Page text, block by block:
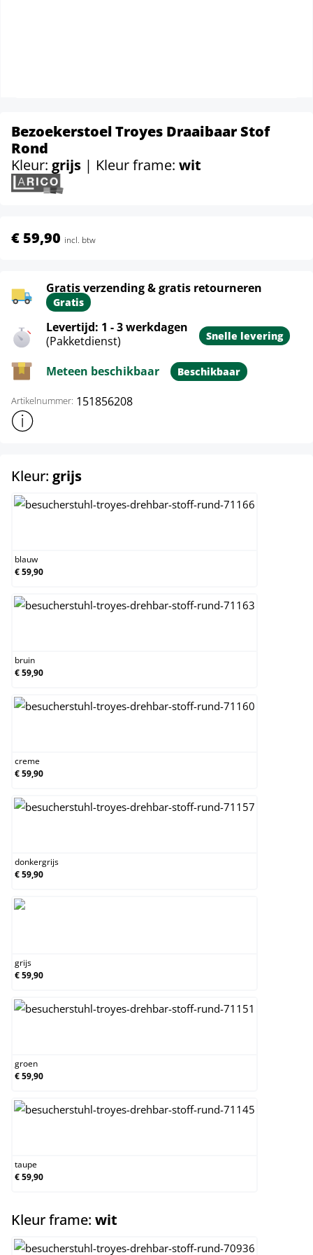
Bezoekerstoel Troyes Draaibaar Stof
Rond
Kleur: grijs | Kleur frame: wit
€ 59,90 incl. btw
Gratis verzending & gratis retourneren
Gratis
Levertijd: 1 - 3 werkdagen
(Pakketdienst)
Snelle levering
Meteen beschikbaar Beschikbaar
Artikelnummer: 151856208
Toon meer productinformatie
Kleur: grijsselect
blauw
€ 59,90
bruin
€ 59,90
creme
€ 59,90
donkergrijs
€ 59,90
grijs
€ 59,90
groen
€ 59,90
taupe
€ 59,90
Kleur frame: wit